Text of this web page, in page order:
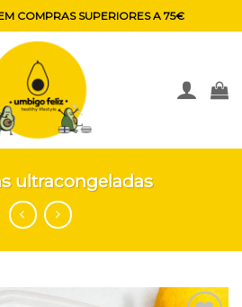
COMPRAS SUPERIORES A 75€
ultracongeladas